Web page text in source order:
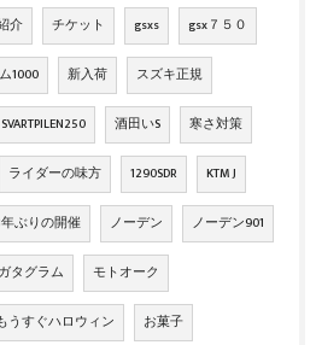
介 チケット gsxs gsx７５０
1000 新入荷 スズキ正規
SVARTPILEN250 酒田いS 寒さ対策
ライダーの味方 1290SDR KTM J
ぶりの開催 ノーデン ノーデン901
タグラム モトオーク
うすぐハロウィン お菓子